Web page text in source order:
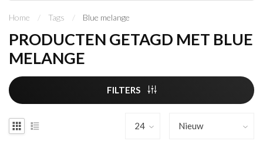
Home / Tags / Blue melange
PRODUCTEN GETAGD MET BLUE
MELANGE
FILTERS